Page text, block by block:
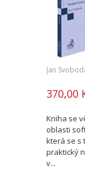
Jan
370,00
Kniha se
oblasti
která se s
praktický
v...